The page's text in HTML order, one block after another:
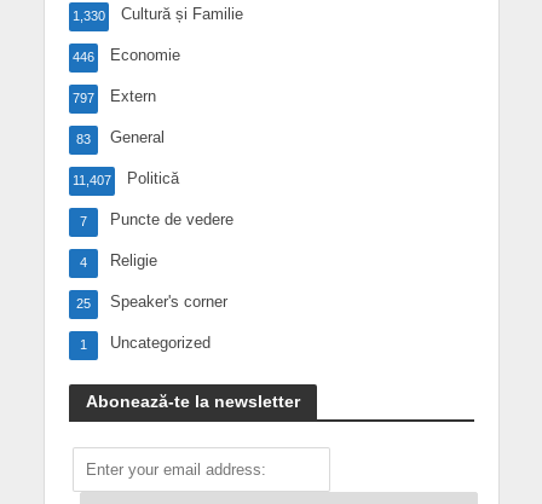
Cultură și Familie
1,330
Economie
446
Extern
797
General
83
Politică
11,407
Puncte de vedere
7
Religie
4
Speaker's corner
25
Uncategorized
1
Abonează-te la newsletter